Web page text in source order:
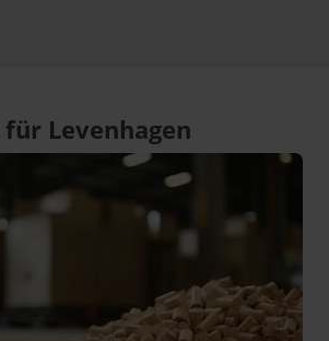
Levenhagen